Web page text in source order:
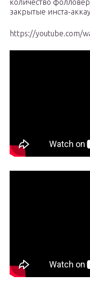
количество
закрытые инста-
https://youtube.com/